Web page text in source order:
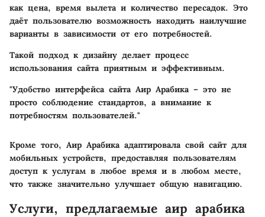
как цена, время вылета и количество пересадок. Это
даёт пользователю возможность находить наилучшие
варианты в зависимости от его потребностей.
Такой подход к дизайну делает процесс
использования сайта приятным и эффективным.
"Удобство интерфейса сайта Аир Арабика – это не
просто соблюдение стандартов, а внимание к
потребностям пользователей."
Кроме того, Аир Арабика адаптировала свой сайт для
мобильных устройств, предоставляя пользователям
доступ к услугам в любое время и в любом месте,
что также значительно улучшает общую навигацию.
Услуги, предлагаемые аир арабика